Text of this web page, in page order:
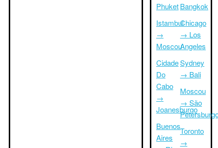
Phuket
Istambul
→
Moscou
Cidade
Do
Cabo
→
Joanesburgo
Buenos
Aires
Bangkok
Chicago
→ Los
Angeles
Sydney
→ Bali
Moscou
→ São
Toronto
→